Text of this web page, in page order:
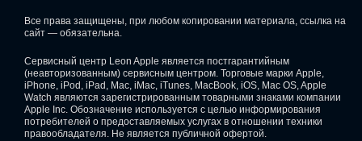
Все права защищены, при любом копировании материала, ссылка на
сайт — обязательна.
Сервисный центр Leon Apple является постгарантийным
(неавторизованным) сервисным центром. Торговые марки Apple,
iPhone, iPod, iPad, Mac, iMac, iTunes, MacBook, iOS, Mac OS, Apple
Watch являются зарегистрированным товарными знаками компании
Apple Inc. Обозначение используется с целью информирования
потребителей о предоставляемых услугах в отношении техники
правообладателя. Не является публичной офертой.